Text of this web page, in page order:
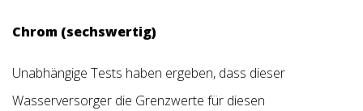
Chrom (sechswertig)
Unabhängige Tests haben ergeben, dass dieser
Wasserversorger die Grenzwerte für diesen